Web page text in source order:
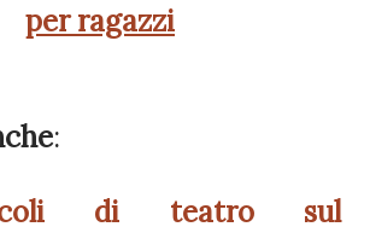
per ragazzi
:
di teatro sul